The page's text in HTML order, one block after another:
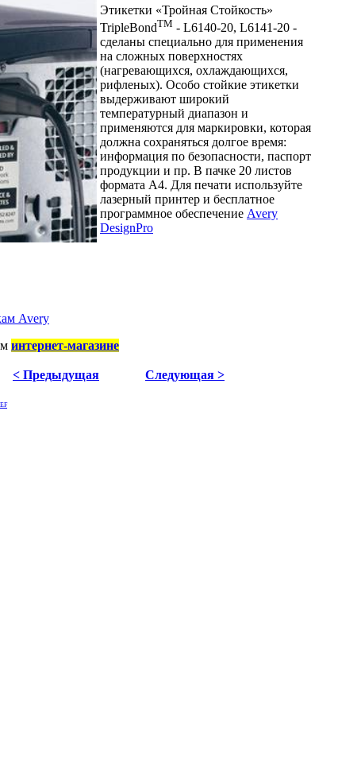
Этикетки «Тройная Стойкость»
TripleBondTM - L6140-20, L6141-20 -
сделаны специально для применения
на сложных поверхностях
(нагревающихся, охлаждающихся,
рифленых). Особо стойкие этикетки
выдерживают широкий
температурный диапазон и
применяются для маркировки, которая
должна сохраняться долгое время:
информация по безопасности, паспорт
продукции и пр. В пачке 20 листов
формата А4. Для печати используйте
лазерный принтер и бесплатное
программное обеспечение Avery
DesignPro
Avery
интернет-магазине
< Предыдущая Следующая >